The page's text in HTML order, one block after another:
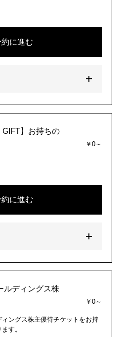
約に進む
GIFT】お持ちの
￥0～
約に進む
ルディングス株
￥0～
ングス株主優待チケットをお持
す。